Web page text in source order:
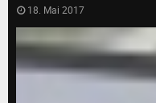
M
A
18. Mai 2017